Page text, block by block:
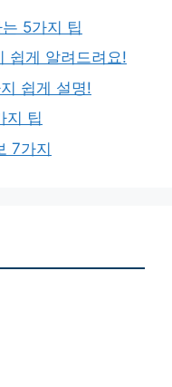
5가지 팁
쉽게 알려드려요!
쉽게 설명!
지 팁
7가지